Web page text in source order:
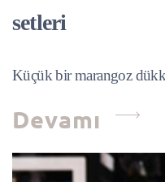
setleri
Küçük bir marangoz
Devamı